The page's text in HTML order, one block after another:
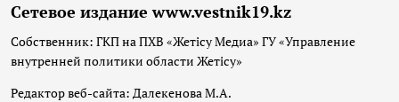
Сетевое издание www.vestnik19.kz
Собственник: ГКП на ПХВ «Жетісу Медиа» ГУ «Управление
внутренней политики области Жетісу»
Редактор веб-сайта: Далекенова М.А.